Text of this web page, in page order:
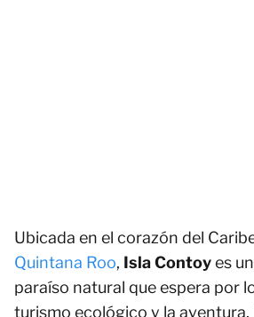
Ubicada en el corazón del
Quintana Roo, Isla Contoyes
paraíso natural que espera por
turismo ecológico y la aventura.